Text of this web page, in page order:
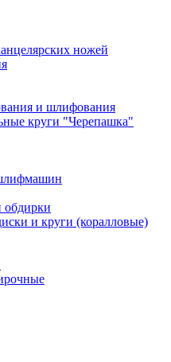
ножей
и шлифования
круги "Черепашка"
обдирки
и круги (коралловые)